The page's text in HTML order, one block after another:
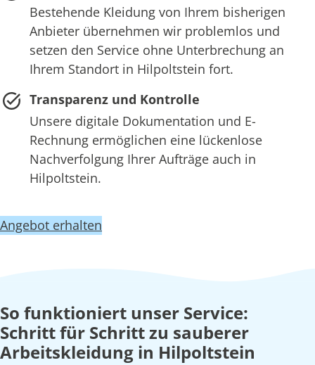
Bestehende Kleidung von Ihrem bisherigen
Anbieter übernehmen wir problemlos und
setzen den Service ohne Unterbrechung an
Ihrem Standort in Hilpoltstein fort.
Transparenz und Kontrolle
Unsere digitale Dokumentation und E-
Rechnung ermöglichen eine lückenlose
Nachverfolgung Ihrer Aufträge auch in
Hilpoltstein.
Angebot erhalten
So funktioniert unser Service:
Schritt für Schritt zu sauberer
Arbeitskleidung in Hilpoltstein